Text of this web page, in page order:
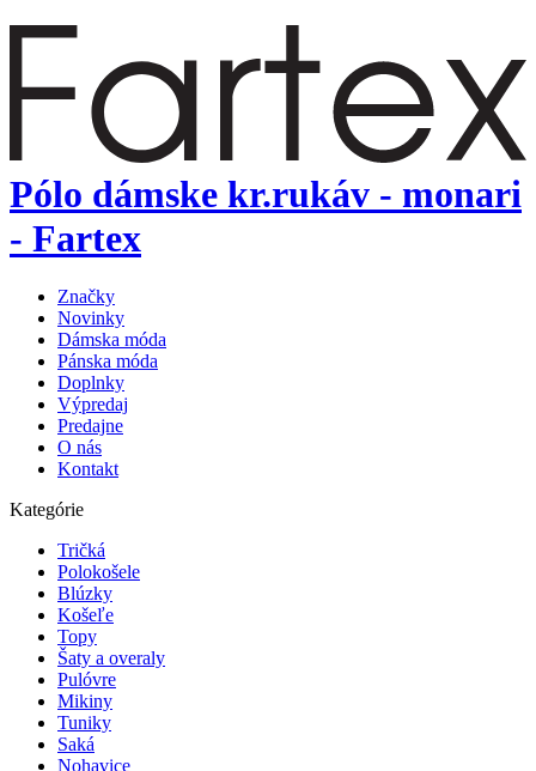
Pólo dámske kr.rukáv - monari
- Fartex
Značky
Novinky
Dámska móda
Pánska móda
Doplnky
Výpredaj
Predajne
O nás
Kontakt
Kategórie
Tričká
Polokošele
Blúzky
Košeľe
Topy
Šaty a overaly
Pulóvre
Mikiny
Tuniky
Saká
Nohavice